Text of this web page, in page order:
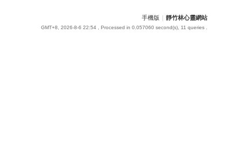
手機版 靜竹林心靈網站
GMT+8, 2026-8-6 22:54 , Processed in 0.057060 second(s), 11 queries .